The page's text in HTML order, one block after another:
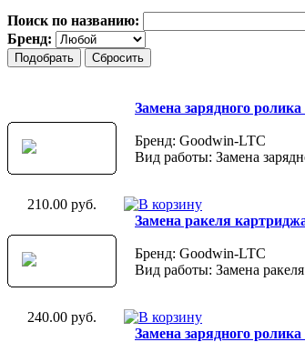
Поиск по названию:
Бренд:
Замена зарядного
Бренд: Goodwin-LTC
Вид работы: Замена
210.00 руб.
Замена ракеля
Бренд: Goodwin-LTC
Вид работы: Замена ракеля
240.00 руб.
Замена зарядного